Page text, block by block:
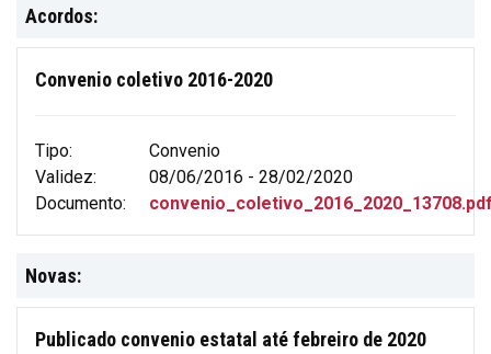
Acordos:
Convenio coletivo 2016-2020
Tipo:
Convenio
Validez:
08/06/2016 - 28/02/2020
Documento:
Novas:
Publicado convenio estatal até febreiro de 2020